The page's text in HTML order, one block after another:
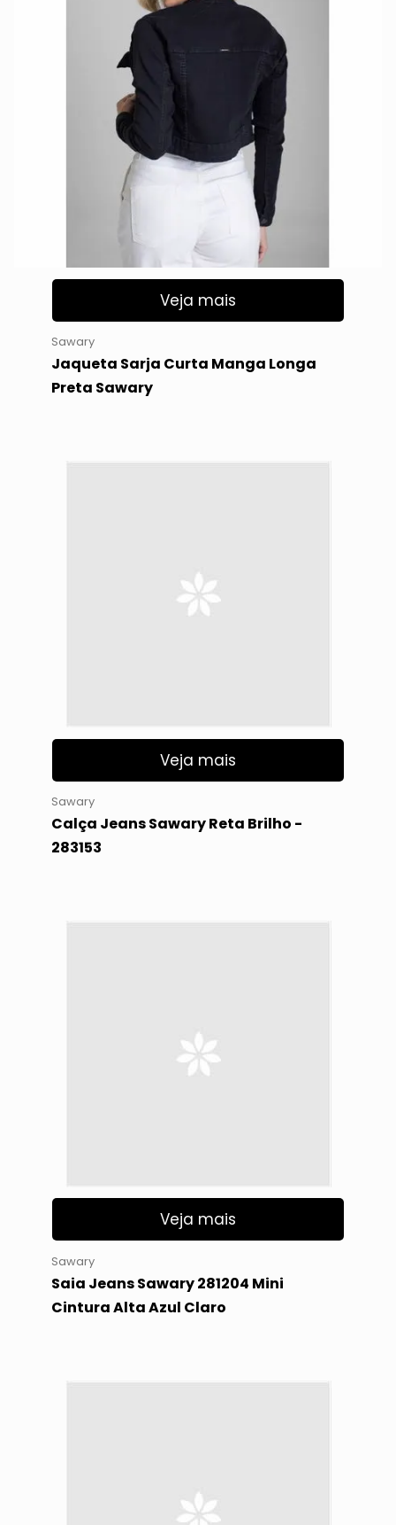
Veja mais
Sawary
Jaqueta Sarja Curta Manga Longa
Preta Sawary
Veja mais
Sawary
Calça Jeans Sawary Reta Brilho -
283153
Veja mais
Sawary
Saia Jeans Sawary 281204 Mini
Cintura Alta Azul Claro